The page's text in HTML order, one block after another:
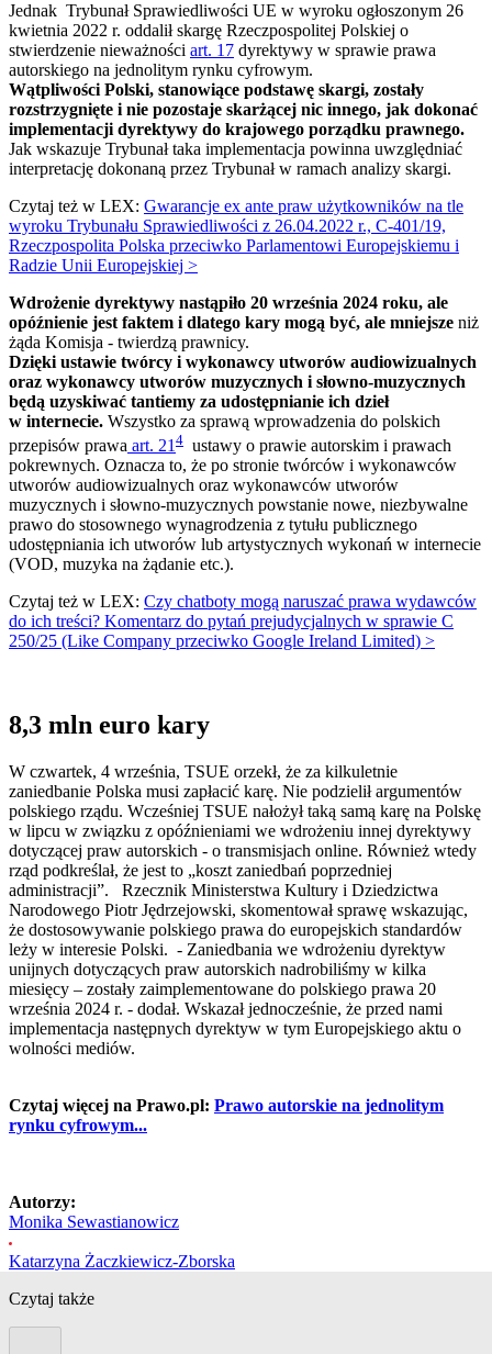
Jednak Trybunał Sprawiedliwości UE w wyroku ogłoszonym 26
kwietnia 2022 r. oddalił skargę Rzeczpospolitej Polskiej o
stwierdzenie nieważności art. 17 dyrektywy w sprawie prawa
autorskiego na jednolitym rynku cyfrowym.
Wątpliwości Polski, stanowiące podstawę skargi, zostały
rozstrzygnięte i nie pozostaje skarżącej nic innego, jak dokonać
implementacji dyrektywy do krajowego porządku prawnego.
Jak wskazuje Trybunał taka implementacja powinna uwzględniać
interpretację dokonaną przez Trybunał w ramach analizy skargi.
Czytaj też w LEX: Gwarancje ex ante praw użytkowników na tle
wyroku Trybunału Sprawiedliwości z 26.04.2022 r., C-401/19,
Rzeczpospolita Polska przeciwko Parlamentowi Europejskiemu i
Radzie Unii Europejskiej >
Wdrożenie dyrektywy nastąpiło 20 września 2024 roku, ale
opóźnienie jest faktem i dlatego kary mogą być, ale mniejsze niż
żąda Komisja - twierdzą prawnicy.
Dzięki ustawie twórcy i wykonawcy utworów audiowizualnych
oraz wykonawcy utworów muzycznych i słowno-muzycznych
będą uzyskiwać tantiemy za udostępnianie ich dzieł
w internecie. Wszystko za sprawą wprowadzenia do polskich
przepisów prawa art. 21 4 ustawy o prawie autorskim i prawach
pokrewnych. Oznacza to, że po stronie twórców i wykonawców
utworów audiowizualnych oraz wykonawców utworów
muzycznych i słowno-muzycznych powstanie nowe, niezbywalne
prawo do stosownego wynagrodzenia z tytułu publicznego
udostępniania ich utworów lub artystycznych wykonań w internecie
(VOD, muzyka na żądanie etc.).
Czytaj też w LEX: Czy chatboty mogą naruszać prawa wydawców
do ich treści? Komentarz do pytań prejudycjalnych w sprawie C
250/25 (Like Company przeciwko Google Ireland Limited)​ >
8,3 mln euro kary
W czwartek, 4 września, TSUE orzekł, że za kilkuletnie
zaniedbanie Polska musi zapłacić karę. Nie podzielił argumentów
polskiego rządu. Wcześniej TSUE nałożył taką samą karę na Polskę
w lipcu w związku z opóźnieniami we wdrożeniu innej dyrektywy
dotyczącej praw autorskich - o transmisjach online. Również wtedy
rząd podkreślał, że jest to „koszt zaniedbań poprzedniej
administracji”. Rzecznik Ministerstwa Kultury i Dziedzictwa
Narodowego Piotr Jędrzejowski, skomentował sprawę wskazując,
że dostosowywanie polskiego prawa do europejskich standardów
leży w interesie Polski. - Zaniedbania we wdrożeniu dyrektyw
unijnych dotyczących praw autorskich nadrobiliśmy w kilka
miesięcy – zostały zaimplementowane do polskiego prawa 20
września 2024 r. - dodał. Wskazał jednocześnie, że przed nami
implementacja następnych dyrektyw w tym Europejskiego aktu o
wolności mediów.
Czytaj więcej na Prawo.pl: Prawo autorskie na jednolitym
rynku cyfrowym...
Autorzy:
Monika Sewastianowicz
Katarzyna Żaczkiewicz-Zborska
Czytaj także